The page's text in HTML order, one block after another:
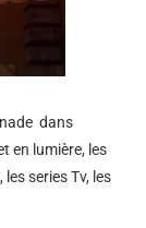
dans
en lumière, les
series Tv, les